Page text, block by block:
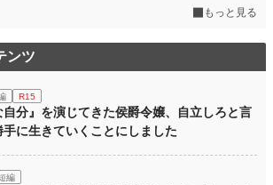
もっと見る
ンツ
R15
自分』を演じてきた侯爵令嬢、自立しろと言
に生きていくことにしました
編